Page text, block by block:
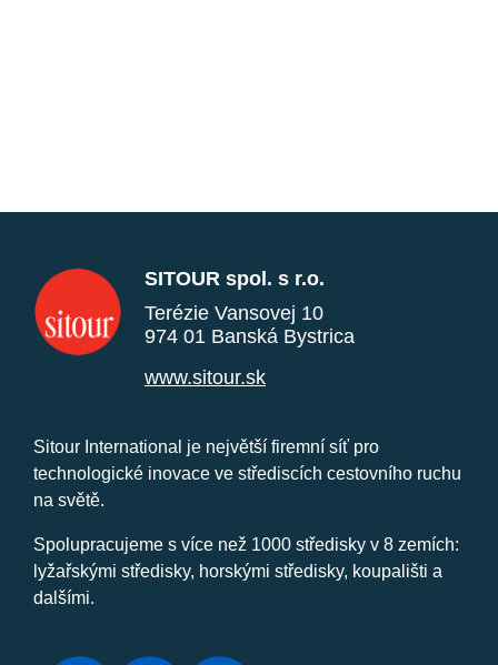
SITOUR spol. s r.o.
Terézie Vansovej 10
974 01 Banská Bystrica
www.sitour.sk
Sitour International je největší firemní síť pro
technologické inovace ve střediscích cestovního ruchu
na světě.
Spolupracujeme s více než 1000 středisky v 8 zemích:
lyžařskými středisky, horskými středisky, koupališti a
dalšími.